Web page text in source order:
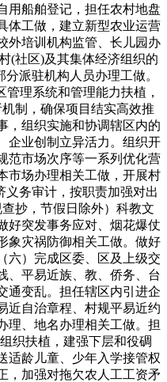
用船舶登记，担任农村地盘
体工做，建立新型农业运营
外培训机构监管、长儿园办
(社区)及其集体经济组织的
派驻机构人员办理工做。
理系统和管理能力扶植，
制，确保项目结实高效推
，组织实施和协调辖区内的
企业创制立异活力。组织开
范市场次序等一系列优化营
市场办理相关工做，开展村
义务审计，按职责加强对出
抄，节假日除外）科教文
好突发事务应对、烟花爆仗
象灾祸防御相关工做。做好
六）完成区委、区及上级交
、平易近族、教、侨务、台
通变乱。担任辖区内引进企
近自治章程、村规平易近约
理、地名办理相关工做。担
织扶植，建强下层和役碉
适龄儿童、少年入学接管权
，加强对拖欠农人工工资矛